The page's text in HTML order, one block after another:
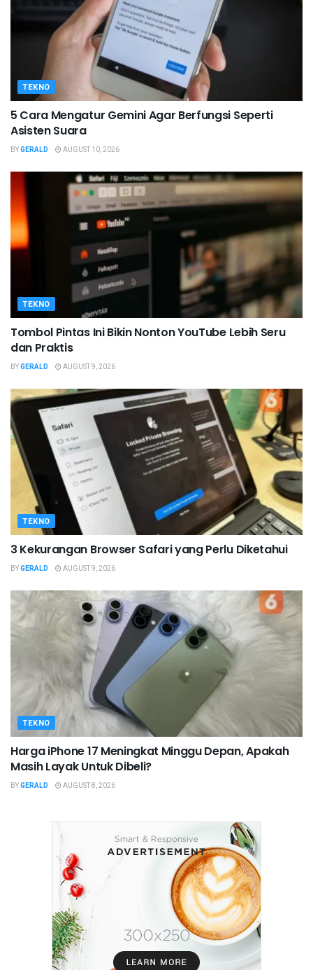
TEKNO
5 Cara Mengatur Gemini Agar Berfungsi Seperti
Asisten Suara
BYGERALD AUGUST 10, 2026
TEKNO
Tombol Pintas Ini Bikin Nonton YouTube Lebih Seru
dan Praktis
BYGERALD AUGUST 9, 2026
TEKNO
3 Kekurangan Browser Safari yang Perlu Diketahui
BYGERALD AUGUST 9, 2026
TEKNO
Harga iPhone 17 Meningkat Minggu Depan, Apakah
Masih Layak Untuk Dibeli?
BYGERALD AUGUST 8, 2026